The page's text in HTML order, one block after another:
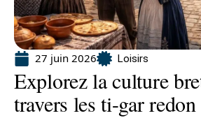
27 juin 2026 Loisirs
Explorez la culture
travers les ti-gar redon